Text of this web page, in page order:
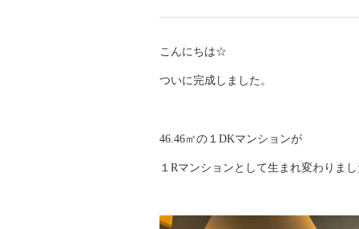
こんにちは☆
ついに完成しました。
46.46㎡の１DKマンションが
１Rマンションとして生まれ変わりま